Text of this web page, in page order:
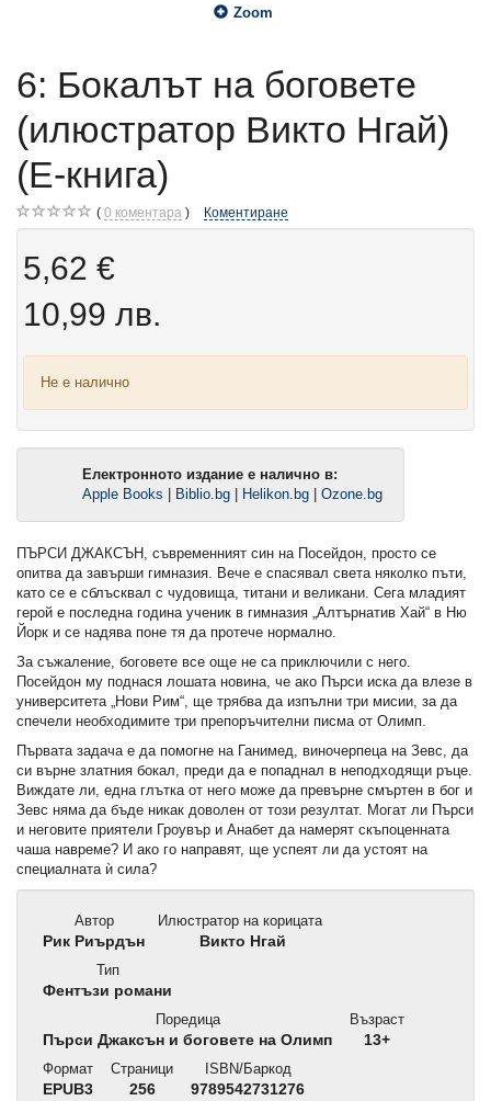
Zoom
6: Бокалът на боговете
(илюстратор Викто Нгай)
(Е-книга)
0 коментара Коментиране
5,62 €
10,99 лв.
Не е налично
Електронното издание е налично в:
Apple Books
Biblio.bg Helikon.bg Ozone.bg
ПЪРСИ ДЖАКСЪН, съвременният син на Посейдон, просто се
опитва да завърши гимназия. Вече е спасявал света няколко пъти,
като се е сблъсквал с чудовища, титани и великани. Сега младият
герой е последна година ученик в гимназия „Алтърнатив Хай“ в Ню
Йорк и се надява поне тя да протече нормално.
За съжаление, боговете все още не са приключили с него.
Посейдон му поднася лошата новина, че ако Пърси иска да влезе в
университета „Нови Рим“, ще трябва да изпълни три мисии, за да
спечели необходимите три препоръчителни писма от Олимп.
Първата задача е да помогне на Ганимед, виночерпеца на Зевс, да
си върне златния бокал, преди да е попаднал в неподходящи ръце.
Виждате ли, една глътка от него може да превърне смъртен в бог и
Зевс няма да бъде никак доволен от този резултат. Могат ли Пърси
и неговите приятели Гроувър и Анабет да намерят скъпоценната
чаша навреме? И ако го направят, ще успеят ли да устоят на
специалната ѝ сила?
Автор
Рик Риърдън
Илюстратор на корицата
Викто Нгай
Тип
Фентъзи романи
Поредица
Пърси Джаксън и боговете на Олимп
Възраст
13+
Формат
EPUB3
Страници
256
ISBN/Баркод
9789542731276